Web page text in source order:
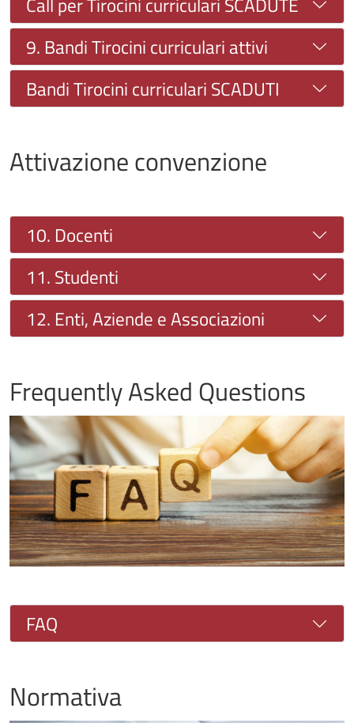
9. Bandi Tirocini curriculari attivi
Bandi Tirocini curriculari SCADUTI
Attivazione convenzione
10. Docenti
11. Studenti
12. Enti, Aziende e Associazioni
Frequently Asked Questions
Immagine
FAQ
Normativa